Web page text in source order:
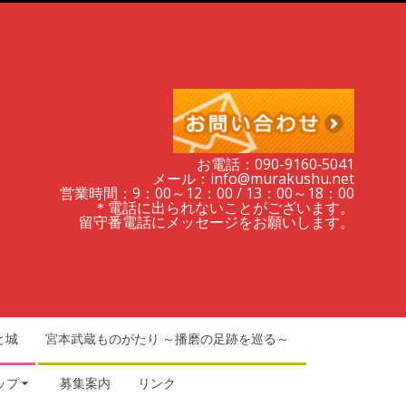
お電話：090-9160‐5041
メール：info@murakushu.net
営業時間：9：00～12：00 / 13：00～18：00
＊電話に出られないことがございます。
留守番電話にメッセージをお願いします。
城 宮本武蔵ものがたり ～播磨の足跡を巡る～
プ 募集案内 リンク